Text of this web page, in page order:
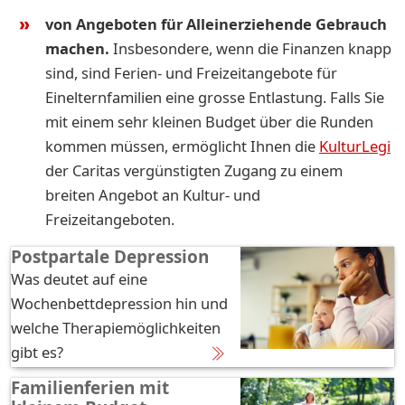
von Angeboten für Alleinerziehende Gebrauch
machen. Insbesondere, wenn die Finanzen knapp
sind, sind Ferien- und Freizeitangebote für
Einelternfamilien eine grosse Entlastung. Falls Sie
mit einem sehr kleinen Budget über die Runden
kommen müssen, ermöglicht Ihnen die KulturLegi
der Caritas vergünstigten Zugang zu einem
breiten Angebot an Kultur- und
Freizeitangeboten.
Postpartale Depression
Was deutet auf eine
Wochenbettdepression hin und
welche Therapiemöglichkeiten
gibt es?
Familienferien mit